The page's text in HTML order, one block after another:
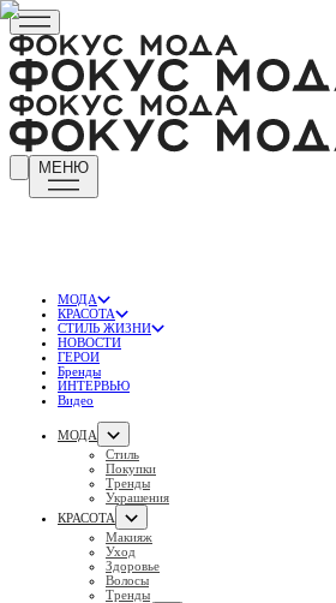
МЕНЮ
МОДА
КРАСОТА
СТИЛЬ ЖИЗНИ
НОВОСТИ
ГЕРОИ
Бренды
ИНТЕРВЬЮ
Видео
МОДА
Стиль
Покупки
Тренды
Украшения
КРАСОТА
Макияж
Уход
Здоровье
Волосы
Тренды